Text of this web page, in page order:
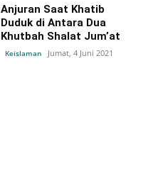
Anjuran Saat Khatib
Duduk di Antara Dua
Khutbah Shalat Jum’at
Keislaman Jumat, 4 Juni 2021